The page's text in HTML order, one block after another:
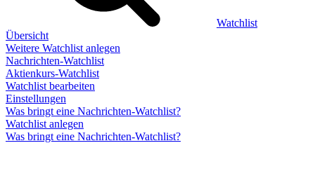
Watchlist
Übersicht
Weitere Watchlist anlegen
Nachrichten-Watchlist
Aktienkurs-Watchlist
Watchlist bearbeiten
Einstellungen
Was bringt eine Nachrichten-Watchlist?
Watchlist anlegen
Was bringt eine Nachrichten-Watchlist?